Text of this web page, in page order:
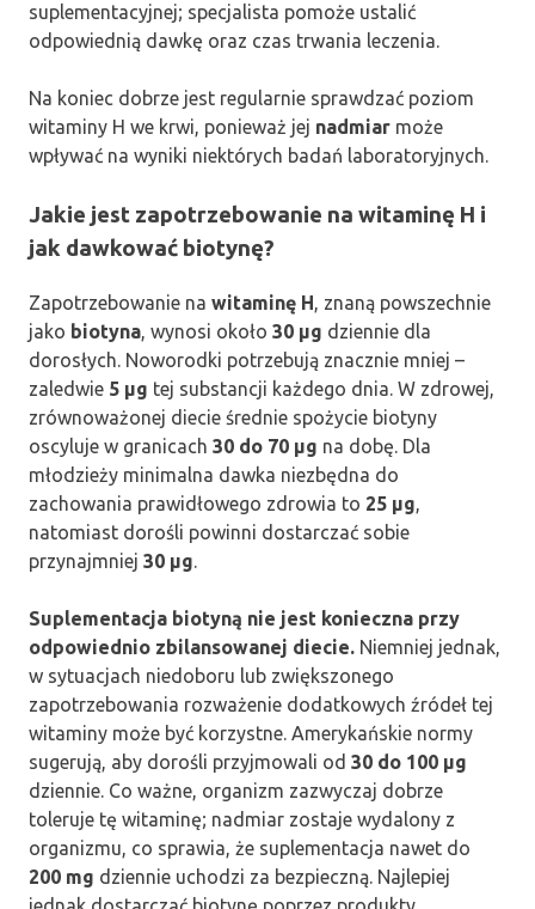
suplementacyjnej; specjalista pomoże ustalić
odpowiednią dawkę oraz czas trwania leczenia.
Na koniec dobrze jest regularnie sprawdzać poziom
witaminy H we krwi, ponieważ jej nadmiar może
wpływać na wyniki niektórych badań laboratoryjnych.
Jakie jest zapotrzebowanie na witaminę H i
jak dawkować biotynę?
Zapotrzebowanie na witaminę H, znaną powszechnie
jako biotyna, wynosi około 30 µg dziennie dla
dorosłych. Noworodki potrzebują znacznie mniej –
zaledwie 5 µg tej substancji każdego dnia. W zdrowej,
zrównoważonej diecie średnie spożycie biotyny
oscyluje w granicach 30 do 70 µg na dobę. Dla
młodzieży minimalna dawka niezbędna do
zachowania prawidłowego zdrowia to 25 µg,
natomiast dorośli powinni dostarczać sobie
przynajmniej 30 µg.
Suplementacja biotyną nie jest konieczna przy
odpowiednio zbilansowanej diecie. Niemniej jednak,
w sytuacjach niedoboru lub zwiększonego
zapotrzebowania rozważenie dodatkowych źródeł tej
witaminy może być korzystne. Amerykańskie normy
sugerują, aby dorośli przyjmowali od 30 do 100 µg
dziennie. Co ważne, organizm zazwyczaj dobrze
toleruje tę witaminę; nadmiar zostaje wydalony z
organizmu, co sprawia, że suplementacja nawet do
200 mg dziennie uchodzi za bezpieczną. Najlepiej